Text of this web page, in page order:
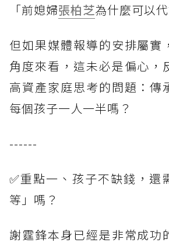
「前媳婦張柏芝為什麼可以代
但如果媒體報導的安排屬實
角度來看，這未必是偏心，
高資產家庭思考的問題：傳
每個孩子一人一半嗎？
------
✅重點一、孩子不缺錢，還
等」嗎？
謝霆鋒本身已經是非常成功